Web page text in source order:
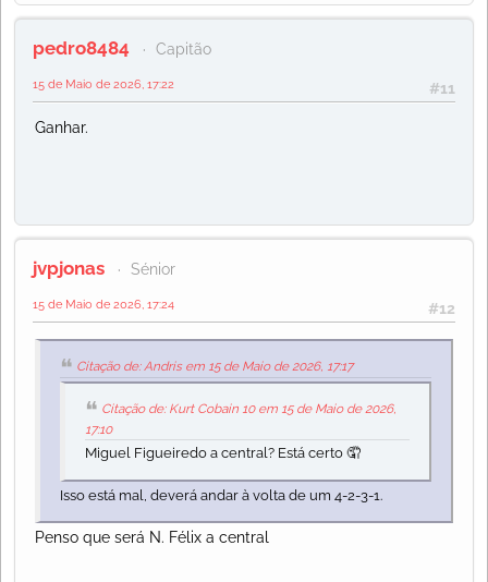
pedro8484 Capitão
#11
15 de Maio de 2026, 17:22
Ganhar.
jvpjonas Sénior
#12
15 de Maio de 2026, 17:24
Citação de: Andris em 15 de Maio de 2026, 17:17
Citação de: Kurt Cobain 10 em 15 de Maio de 2026,
17:10
Miguel Figueiredo a central? Está certo 🤦
Isso está mal, deverá andar à volta de um 4-2-3-1.
Penso que será N. Félix a central